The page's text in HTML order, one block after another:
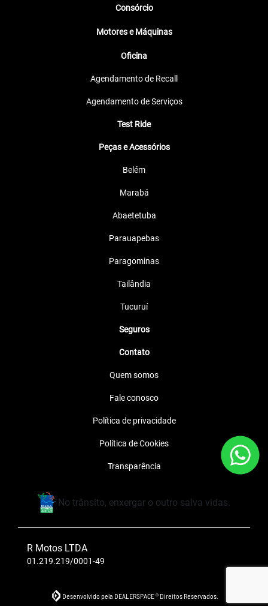
Consórcio
Motores e Máquinas
Oficina
Agendamento de Recall
Agendamento de Serviços
Test Ride
Peças e Acessórios
Belém
Marabá
Abaetetuba
Parauapebas
Paragominas
Tailândia
Tucuruí
Seguros
Contato
Quem somos
Fale conosco
Política de privacidade
Política de Cookies
Transparência
No trânsito, enxergar o outro salva vidas.
R Motos LTDA
01.219.219/0001-49
Desenvolvido pela DEALERSPACE ® Direitos Reservados.